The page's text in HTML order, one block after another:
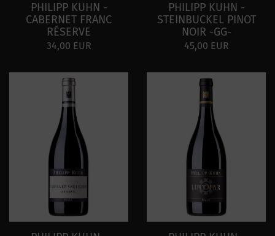
PHILIPP KUHN -
CABERNET FRANC
RÉSERVE
34,00 EUR
PHILIPP KUHN -
STEINBUCKEL PINOT
NOIR -GG-
45,00 EUR